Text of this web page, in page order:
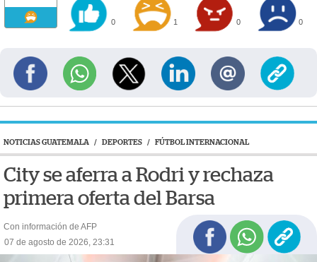
0 1 0 0
NOTICIAS GUATEMALA / DEPORTES / FÚTBOL INTERNACIONAL
City se aferra a Rodri y rechaza
primera oferta del Barsa
Con información de AFP
07 de agosto de 2026, 23:31